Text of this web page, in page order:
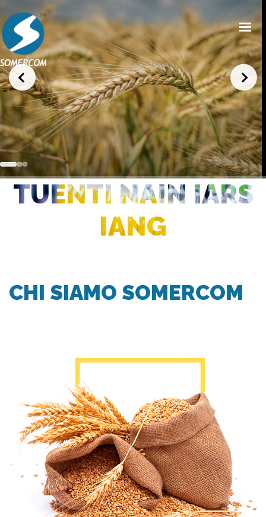
HOME
CHI SIAMO
PRODOTTI
MERCATI
NEWS/EVENTI
CONDIZIONI GENERALI DI VENDITA
TUENTI NAIN IARS
IANG
CHI SIAMO SOMERCOM